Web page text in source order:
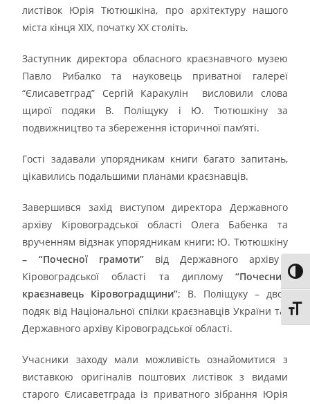
листівок Юрія Тютюшкіна, про архітектуру нашого
міста кінця ХІХ, початку ХХ століть.
Заступник директора обласного краєзнавчого музею
Павло Рибалко та науковець приватної галереї
“Єлисаветград” Сергій Каракулін висловили слова
щирої подяки В. Поліщуку і Ю. Тютюшкіну за
подвижництво та збереження історичної пам’яті.
Гості задавали упорядникам книги багато запитань,
цікавились подальшими планами краєзнавців.
Завершився захід виступом директора Державного
архіву Кіровоградської області Олега Бабенка та
врученням відзнак упорядникам книги: Ю. Тютюшкіну
– “Почесної грамоти” від Державного архіву
Кіровоградської області та диплому “Почесний
краєзнавець Кіровоградщини”; В. Поліщуку – двох
подяк від Національної спілки краєзнавців України та
Державного архіву Кіровоградської області.
Учасники заходу мали можливість ознайомитися з
виставкою оригіналів поштових листівок з видами
старого Єлисаветграда із приватного зібрання Юрія